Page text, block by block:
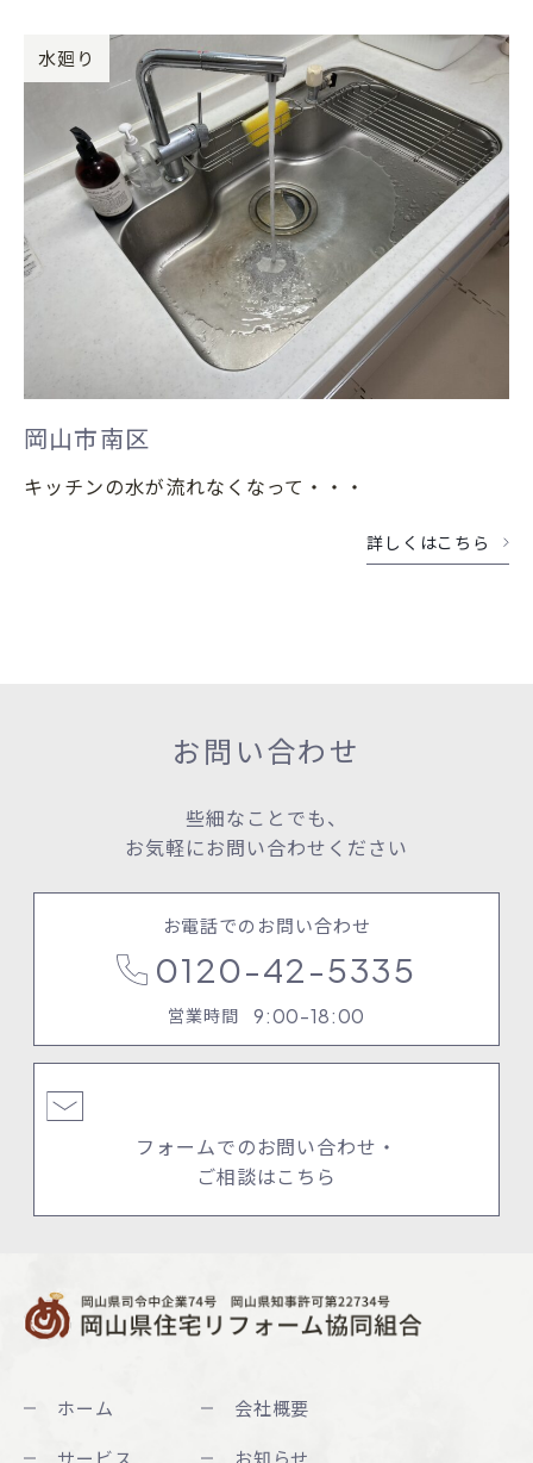
水廻り
岡山市南区
キッチンの水が流れなくなって・・・
詳しくはこちら
お問い合わせ
些細なことでも、
お気軽にお問い合わせください
お電話でのお問い合わせ
0120-42-5335
営業時間 9:00-18:00
フォームでのお問い合わせ・
ご相談はこちら
ホーム
サービス
会社概要
お知らせ